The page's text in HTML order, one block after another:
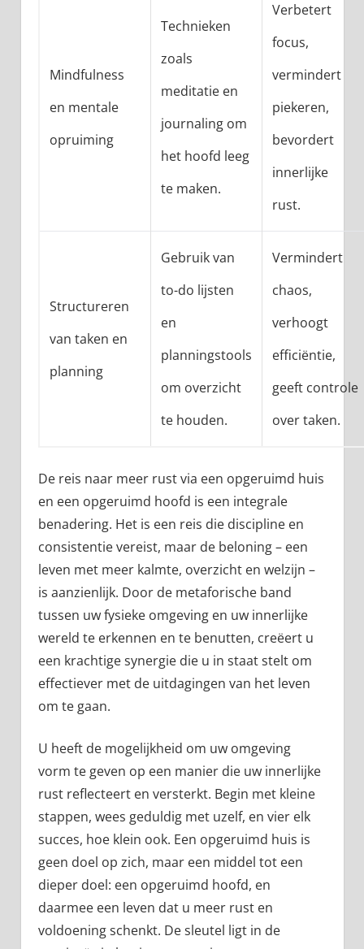
Mindfulness
en mentale
opruiming
Technieken
zoals
meditatie en
journaling om
het hoofd leeg
te maken.
Verbetert
focus,
vermindert
piekeren,
bevordert
innerlijke
rust.
Structureren
van taken en
planning
Gebruik van
to-do lijsten
en
planningstools
om overzicht
te houden.
Vermindert
chaos,
verhoogt
efficiëntie,
geeft controle
over taken.
De reis naar meer rust via een opgeruimd huis
en een opgeruimd hoofd is een integrale
benadering. Het is een reis die discipline en
consistentie vereist, maar de beloning – een
leven met meer kalmte, overzicht en welzijn –
is aanzienlijk. Door de metaforische band
tussen uw fysieke omgeving en uw innerlijke
wereld te erkennen en te benutten, creëert u
een krachtige synergie die u in staat stelt om
effectiever met de uitdagingen van het leven
om te gaan.
U heeft de mogelijkheid om uw omgeving
vorm te geven op een manier die uw innerlijke
rust reflecteert en versterkt. Begin met kleine
stappen, wees geduldig met uzelf, en vier elk
succes, hoe klein ook. Een opgeruimd huis is
geen doel op zich, maar een middel tot een
dieper doel: een opgeruimd hoofd, en
daarmee een leven dat u meer rust en
voldoening schenkt. De sleutel ligt in de